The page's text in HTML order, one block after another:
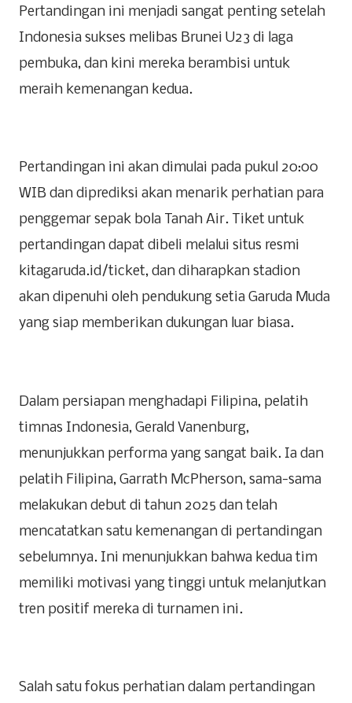
Pertandingan ini menjadi sangat penting setelah
Indonesia sukses melibas Brunei U23 di laga
pembuka, dan kini mereka berambisi untuk
meraih kemenangan kedua.
Pertandingan ini akan dimulai pada pukul 20:00
WIB dan diprediksi akan menarik perhatian para
penggemar sepak bola Tanah Air. Tiket untuk
pertandingan dapat dibeli melalui situs resmi
kitagaruda.id/ticket, dan diharapkan stadion
akan dipenuhi oleh pendukung setia Garuda Muda
yang siap memberikan dukungan luar biasa.
Dalam persiapan menghadapi Filipina, pelatih
timnas Indonesia, Gerald Vanenburg,
menunjukkan performa yang sangat baik. Ia dan
pelatih Filipina, Garrath McPherson, sama-sama
melakukan debut di tahun 2025 dan telah
mencatatkan satu kemenangan di pertandingan
sebelumnya. Ini menunjukkan bahwa kedua tim
memiliki motivasi yang tinggi untuk melanjutkan
tren positif mereka di turnamen ini.
Salah satu fokus perhatian dalam pertandingan